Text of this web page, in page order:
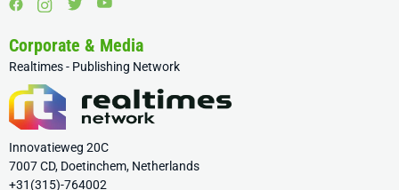
Corporate & Media
Realtimes - Publishing Network
Innovatieweg 20C
7007 CD, Doetinchem, Netherlands
+31(315)-764002